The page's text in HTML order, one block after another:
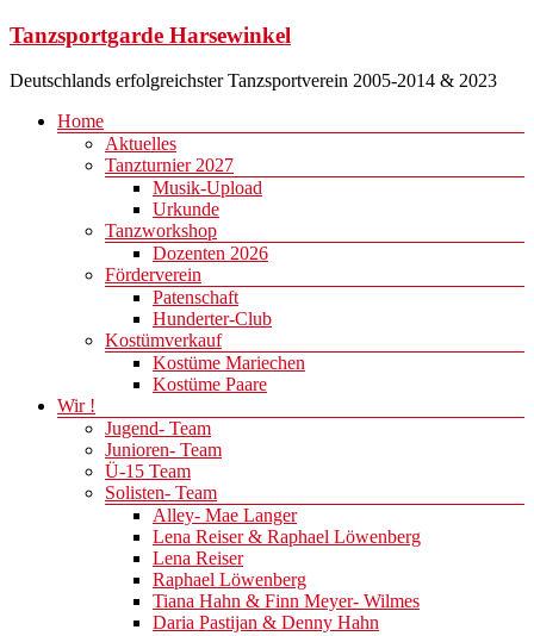
Zum
springen
Tanzsportgarde Harsewinkel
Deutschlands erfolgreichster Tanzsportverein 2005-2014 & 2023
Menü
Home
Aktuelles
Tanzturnier 2027
Musik-Upload
Urkunde
Tanzworkshop
Dozenten 2026
Förderverein
Patenschaft
Hunderter-Club
Kostümverkauf
Kostüme Mariechen
Kostüme Paare
Wir !
Jugend- Team
Junioren- Team
Ü-15 Team
Solisten- Team
Alley- Mae Langer
Lena Reiser & Raphael Löwenberg
Lena Reiser
Raphael Löwenberg
Tiana Hahn & Finn Meyer- Wilmes
Daria Pastijan & Denny Hahn